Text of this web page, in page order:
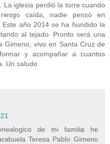
La iglesia perdió la torre cuando
caída, nadie pensó en
año 2014 se ha hundido la
al tejado. Pronto será una
Gimeno, vivo en Santa Cruz de
y acompañar a cuantos
Un saludo
de mi familia he
Teresa Pablo Gimeno